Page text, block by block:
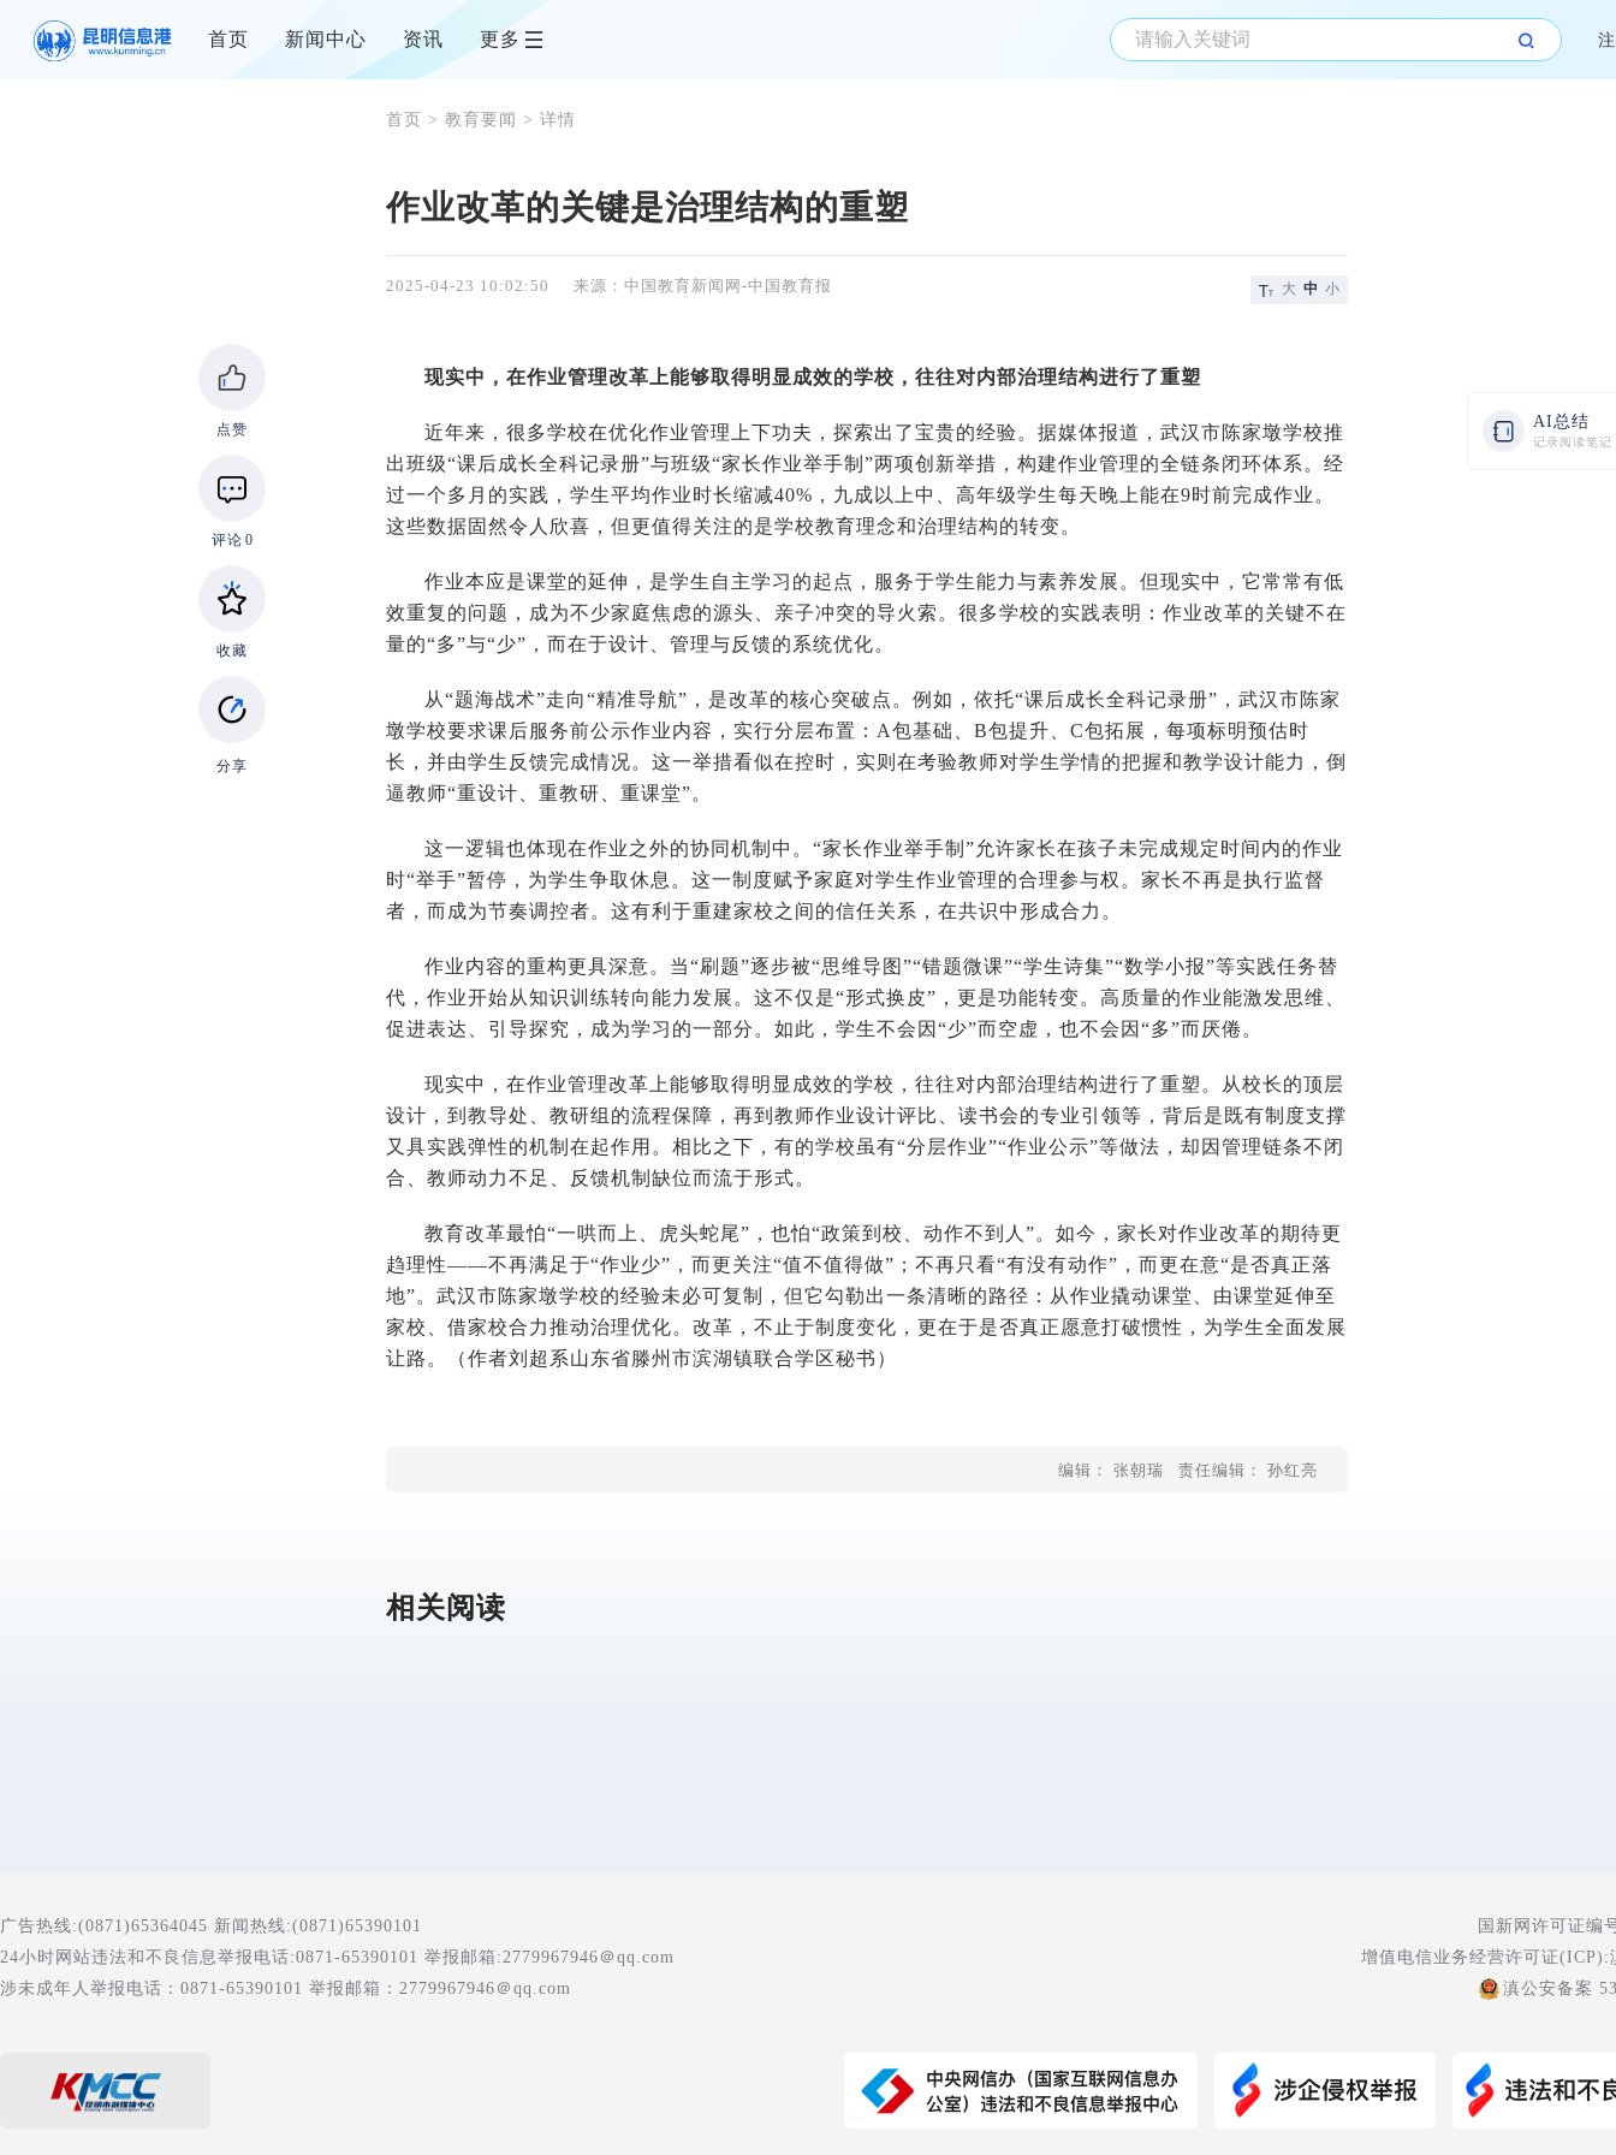
首页 新闻中心 资讯 更多
点赞
评论 0
收藏
分享
AI总结
记录阅读笔记
首页 > 教育要闻 > 详情
作业改革的关键是治理结构的重塑
2025-04-23 10:02:50 来源：中国教育新闻网-中国教育报 大 中 小
现实中，在作业管理改革上能够取得明显成效的学校，往往对内部治理结构进行了重塑
近年来，很多学校在优化作业管理上下功夫，探索出了宝贵的经验。据媒体报道，武汉市陈家墩学校推
出班级“课后成长全科记录册”与班级“家长作业举手制”两项创新举措，构建作业管理的全链条闭环体系。经
过一个多月的实践，学生平均作业时长缩减40%，九成以上中、高年级学生每天晚上能在9时前完成作业。
这些数据固然令人欣喜，但更值得关注的是学校教育理念和治理结构的转变。
作业本应是课堂的延伸，是学生自主学习的起点，服务于学生能力与素养发展。但现实中，它常常有低
效重复的问题，成为不少家庭焦虑的源头、亲子冲突的导火索。很多学校的实践表明：作业改革的关键不在
量的“多”与“少”，而在于设计、管理与反馈的系统优化。
从“题海战术”走向“精准导航”，是改革的核心突破点。例如，依托“课后成长全科记录册”，武汉市陈家
墩学校要求课后服务前公示作业内容，实行分层布置：A包基础、B包提升、C包拓展，每项标明预估时
长，并由学生反馈完成情况。这一举措看似在控时，实则在考验教师对学生学情的把握和教学设计能力，倒
逼教师“重设计、重教研、重课堂”。
这一逻辑也体现在作业之外的协同机制中。“家长作业举手制”允许家长在孩子未完成规定时间内的作业
时“举手”暂停，为学生争取休息。这一制度赋予家庭对学生作业管理的合理参与权。家长不再是执行监督
者，而成为节奏调控者。这有利于重建家校之间的信任关系，在共识中形成合力。
作业内容的重构更具深意。当“刷题”逐步被“思维导图”“错题微课”“学生诗集”“数学小报”等实践任务替
代，作业开始从知识训练转向能力发展。这不仅是“形式换皮”，更是功能转变。高质量的作业能激发思维、
促进表达、引导探究，成为学习的一部分。如此，学生不会因“少”而空虚，也不会因“多”而厌倦。
现实中，在作业管理改革上能够取得明显成效的学校，往往对内部治理结构进行了重塑。从校长的顶层
设计，到教导处、教研组的流程保障，再到教师作业设计评比、读书会的专业引领等，背后是既有制度支撑
又具实践弹性的机制在起作用。相比之下，有的学校虽有“分层作业”“作业公示”等做法，却因管理链条不闭
合、教师动力不足、反馈机制缺位而流于形式。
教育改革最怕“一哄而上、虎头蛇尾”，也怕“政策到校、动作不到人”。如今，家长对作业改革的期待更
趋理性——不再满足于“作业少”，而更关注“值不值得做”；不再只看“有没有动作”，而更在意“是否真正落
地”。武汉市陈家墩学校的经验未必可复制，但它勾勒出一条清晰的路径：从作业撬动课堂、由课堂延伸至
家校、借家校合力推动治理优化。改革，不止于制度变化，更在于是否真正愿意打破惯性，为学生全面发展
让路。
（作者刘超 系山东省滕州市滨湖镇联合学区秘书）
编辑： 张朝瑞 责任编辑： 孙红亮
相关阅读
广告热线:(0871)65364045 新闻热线:(0871)65390101
24小时网站违法和不良信息举报电话:0871-65390101 举报邮箱:2779967946＠qq.com
涉未成年人举报电话：0871-65390101 举报邮箱：2779967946＠qq.com
国新网许可证编
增值电信业务经营许可证(ICP):
滇公安备案